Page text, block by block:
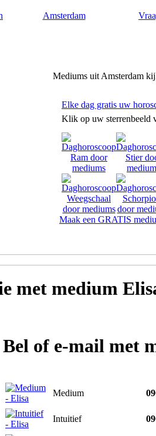
Amsterdam
Mediums uit Amsterdam
Elke dag gratis uw
Klik op uw sterrenbeeld
Maak een GRATIS
met medium
Bel of e-mail met
Medium
Intuitief